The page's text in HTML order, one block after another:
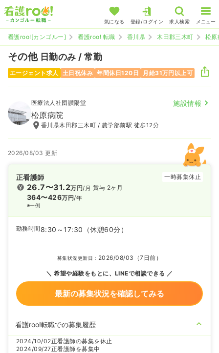
気になる 登録/ログイン 求人検索 メニュー
看護roo![カンゴルー] 看護roo! 転職 香川県 木田郡三木町 松原
その他日勤のみ / 常勤
エージェント求人 土日祝休み 年間休日120日 月給31万円以上可
医療法人社団讃陽堂 施設情報
松原病院
香川県木田郡三木町 / 農学部前駅 徒歩12分
2026/08/03 更新
正看護師 一時募集休止
26.7〜31.2万円/月
364〜426万円/年
※一例
賞与 2ヶ月
勤務時間 8:30～17:30 （休憩60分）
募集状況更新日： 2026/08/03（7日前）
希望や経験をもとに、LINEで相談できる
最新の募集状況を確認してみる
看護roo!転職での募集履歴
2024/10/02正看護師の募集を休止
2024/09/27正看護師を募集中